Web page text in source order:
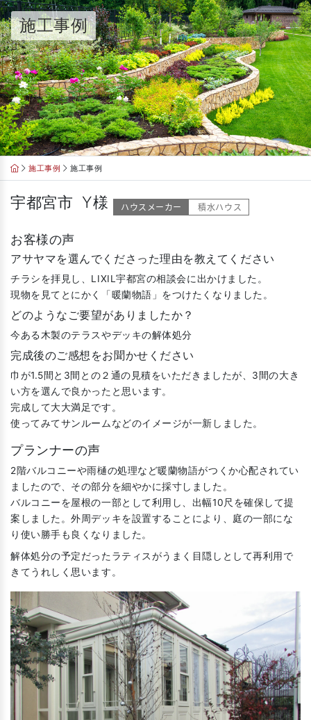
Skip
to
content
施工事例
施工事例 施工事例
宇都宮市 Y様 ハウスメーカー 積水ハウス
お客様の声
アサヤマを選んでくださった理由を教えてください
チラシを拝見し、LIXIL宇都宮の相談会に出かけました。
現物を見てとにかく「暖蘭物語」をつけたくなりました。
どのようなご要望がありましたか？
今ある木製のテラスやデッキの解体処分
完成後のご感想をお聞かせください
巾が1.5間と3間との２通の見積をいただきましたが、3間の大き
い方を選んで良かったと思います。
完成して大大満足です。
使ってみてサンルームなどのイメージが一新しました。
プランナーの声
2階バルコニーや雨樋の処理など暖蘭物語がつくか心配されてい
ましたので、その部分を細やかに採寸しました。
バルコニーを屋根の一部として利用し、出幅10尺を確保して提
案しました。外周デッキを設置することにより、庭の一部にな
り使い勝手も良くなりました。
解体処分の予定だったラティスがうまく目隠しとして再利用で
きてうれしく思います。